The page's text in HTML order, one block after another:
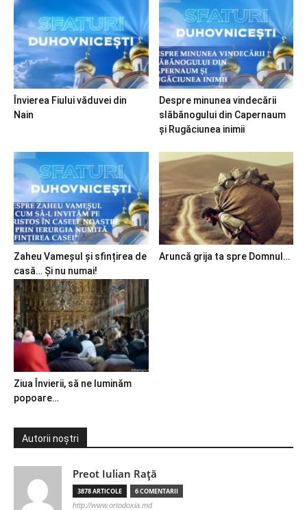
Învierea Fiului văduvei din
Nain
Despre minunea vindecării
slăbănogului din Capernaum
și Rugăciunea inimii
Zaheu Vameșul și sfințirea de
casă… Și nu numai!
Aruncă grija ta spre Domnul…
Ziua Învierii, să ne luminăm
popoare…
Autorii noștri
Preot Iulian Raţă
3878 ARTICOLE 6 COMENTARII
http://www.ortodoxia.md